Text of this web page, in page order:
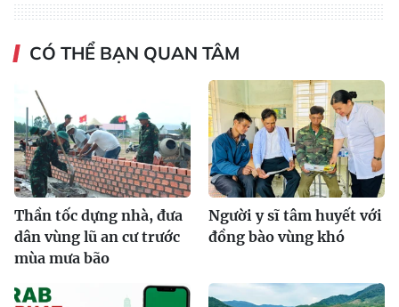
CÓ THỂ BẠN QUAN TÂM
Thần tốc dựng nhà, đưa
dân vùng lũ an cư trước
mùa mưa bão
Người y sĩ tâm huyết với
đồng bào vùng khó